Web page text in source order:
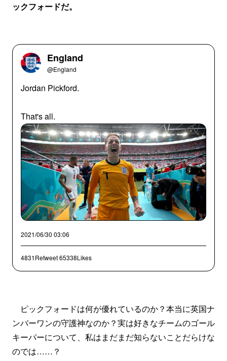
ックフォードだ。
England
@England
Jordan Pickford.
That's all.
2021/06/30 03:06
4831Retweet65338Likes
ピックフォードは何が優れているのか？本当に英国ナ
ンバーワンの守護神なのか？実は好きなチームのゴール
キーパーについて、私はまだまだ知らないことだらけな
のでは……？